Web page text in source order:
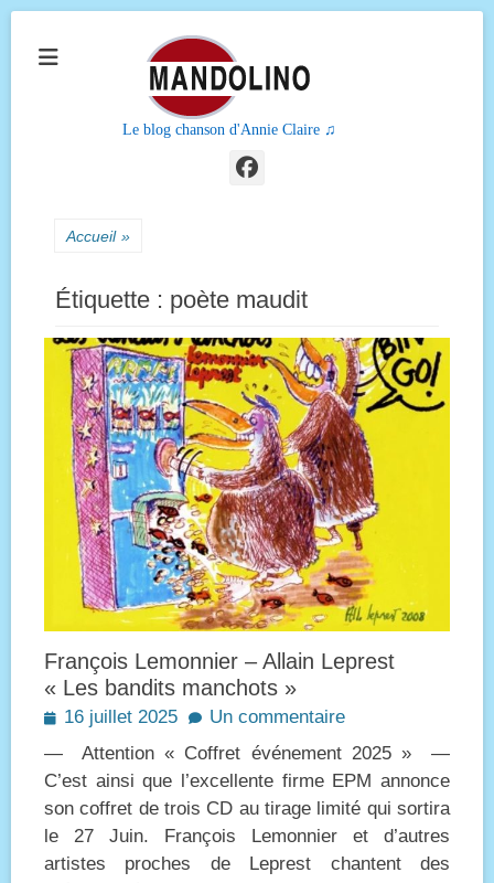
Le blog chanson d'Annie Claire ♫
Facebook
Accueil »
Étiquette : poète maudit
François Lemonnier – Allain Leprest
« Les bandits manchots »
Posted
16 juillet 2025
Un commentaire
— Attention « Coffret événement 2025 » —
C’est ainsi que l’excellente firme EPM annonce
son coffret de trois CD au tirage limité qui sortira
le 27 Juin. François Lemonnier et d’autres
artistes proches de Leprest chantent des